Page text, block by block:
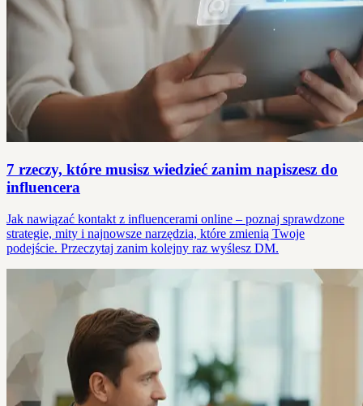
7 rzeczy, które musisz wiedzieć zanim napiszesz do
influencera
Jak nawiązać kontakt z influencerami online – poznaj sprawdzone
strategie, mity i najnowsze narzędzia, które zmienią Twoje
podejście. Przeczytaj zanim kolejny raz wyślesz DM.